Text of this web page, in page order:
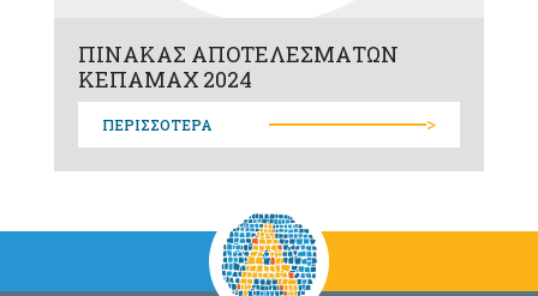
ΠΙΝΑΚΑΣ ΑΠΟΤΕΛΕΣΜΑΤΩΝ
ΚΕΠΑΜΑΧ 2024
ΠΕΡΙΣΣΟΤΕΡΑ >